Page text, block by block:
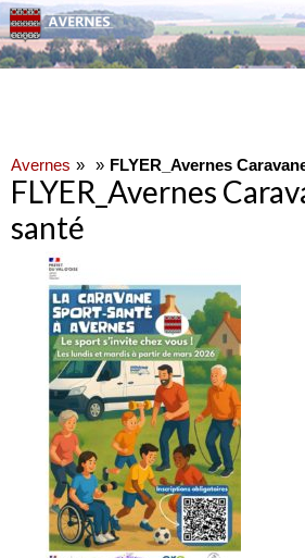
Avernes FLYER_Avernes
FLYER_Avernes
santé